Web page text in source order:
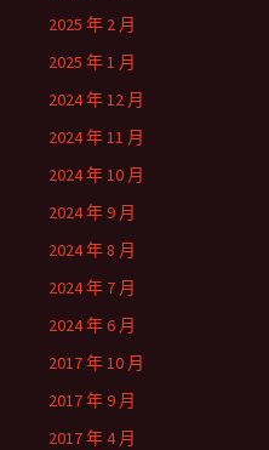
2025 年 2 月
2025 年 1 月
2024 年 12 月
2024 年 11 月
2024 年 10 月
2024 年 9 月
2024 年 8 月
2024 年 7 月
2024 年 6 月
2017 年 10 月
2017 年 9 月
2017 年 4 月